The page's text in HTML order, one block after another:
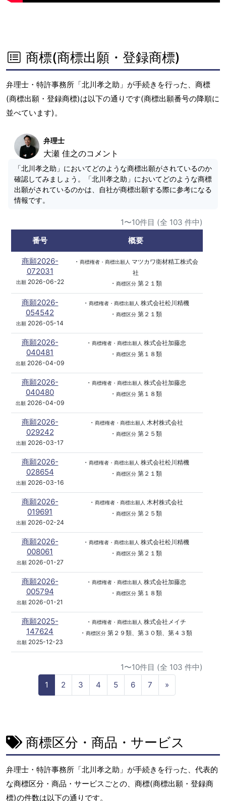
商標(商標出願・登録商標)
弁理士・特許事務所「北川孝之助」が手続きを行った、商標
(商標出願・登録商標)は以下の通りです(商標出願番号の降順に
並べています)。
弁理士
大瀬 佳之のコメント
「北川孝之助」においてどのような商標出願がされているのか
確認してみましょう。「北川孝之助」においてどのような商標
出願がされているのかは、自社が商標出願する際に参考になる
情報です。
1〜10件目 (全 103 件中)
番号
概要
商願2026-
072031
出願2026-06-22
・ 商標権者・商標出願人
マツカワ衛材精工株式会
社
・ 商標区分第２１類
商願2026-
054542
出願 2026-05-14
・ 商標権者・商標出願人 株式会社松川精機
・ 商標区分第２１類
商願2026-
040481
出願2026-04-09
・ 商標権者・商標出願人 株式会社加藤忠
・ 商標区分第１８類
商願2026-
040480
出願2026-04-09
・ 商標権者・商標出願人 株式会社加藤忠
・ 商標区分第１８類
商願2026-
029242
出願 2026-03-17
・ 商標権者・商標出願人 木村株式会社
・ 商標区分第２５類
商願2026-
028654
出願2026-03-16
・ 商標権者・商標出願人 株式会社松川精機
・ 商標区分第２１類
商願2026-
019691
出願2026-02-24
・ 商標権者・商標出願人 木村株式会社
・ 商標区分第２５類
商願2026-
008061
出願2026-01-27
・ 商標権者・商標出願人 株式会社松川精機
・ 商標区分第２１類
商願2026-
005794
出願 2026-01-21
・ 商標権者・商標出願人 株式会社加藤忠
・ 商標区分第１８類
商願2025-
147624
出願 2025-12-23
・ 商標権者・商標出願人 株式会社メイチ
・ 商標区分第２９類、第３０類、第４３類
1〜10件目 (全 103 件中)
1
2 3 4 5 6 7 »
e
商標区分・商品・サービス
弁理士・特許事務所「北川孝之助」が手続きを行った、代表的
な商標区分・商品・サービスごとの、商標(商標出願・登録商
標)の件数は以下の通りです。